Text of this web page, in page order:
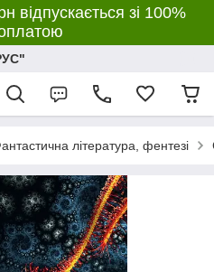
відпускається зі 100%
література, фентезі